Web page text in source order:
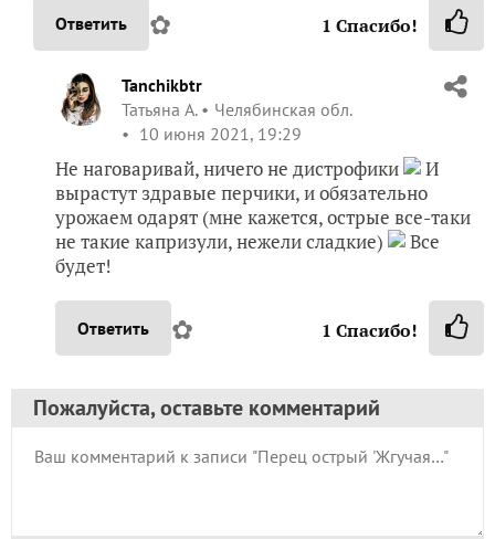
Ответить ✿ 1 Спасибо!
Tanchikbtr
Татьяна А.
Челябинская обл.
10 июня 2021, 19:29
Не наговаривай, ничего не дистрофики
И
вырастут здравые перчики, и обязательно
урожаем одарят (мне кажется, острые все-таки
не такие капризули, нежели сладкие)
Все
будет!
Ответить ✿ 1 Спасибо!
Пожалуйста, оставьте комментарий